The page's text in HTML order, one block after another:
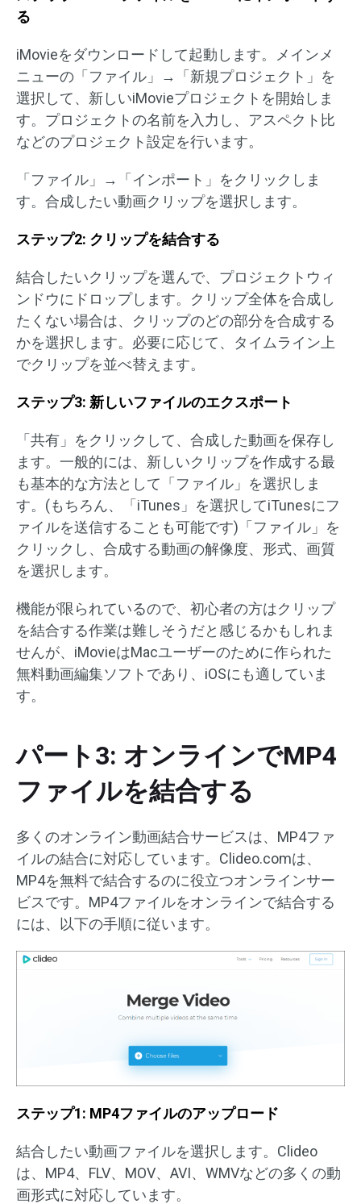
る
iMovieをダウンロードして起動します。メインメ
ニューの「ファイル」→「新規プロジェクト」を
選択して、新しいiMovieプロジェクトを開始しま
す。プロジェクトの名前を入力し、アスペクト比
などのプロジェクト設定を行います。
「ファイル」→「インポート」をクリックしま
す。合成したい動画クリップを選択します。
ステップ2: クリップを結合する
結合したいクリップを選んで、プロジェクトウィ
ンドウにドロップします。クリップ全体を合成し
たくない場合は、クリップのどの部分を合成する
かを選択します。必要に応じて、タイムライン上
でクリップを並べ替えます。
ステップ3: 新しいファイルのエクスポート
「共有」をクリックして、合成した動画を保存し
ます。一般的には、新しいクリップを作成する最
も基本的な方法として「ファイル」を選択しま
す。(もちろん、「iTunes」を選択してiTunesにフ
ァイルを送信することも可能です)「ファイル」を
クリックし、合成する動画の解像度、形式、画質
を選択します。
機能が限られているので、初心者の方はクリップ
を結合する作業は難しそうだと感じるかもしれま
せんが、iMovieはMacユーザーのために作られた
無料動画編集ソフトであり、iOSにも適していま
す。
パート3: オンラインでMP4
ファイルを結合する
多くのオンライン動画結合サービスは、MP4ファ
イルの結合に対応しています。Clideo.comは、
MP4を無料で結合するのに役立つオンラインサー
ビスです。MP4ファイルをオンラインで結合する
には、以下の手順に従います。
ステップ1: MP4ファイルのアップロード
結合したい動画ファイルを選択します。Clideo
は、MP4、FLV、MOV、AVI、WMVなどの多くの動
画形式に対応しています。